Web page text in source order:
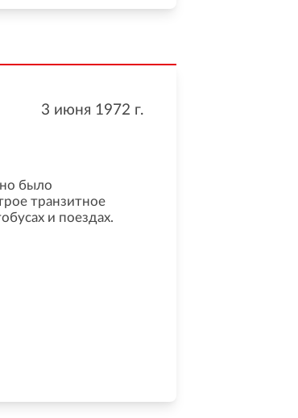
3 июня 1972 г.
было
транзитное
и поездах.